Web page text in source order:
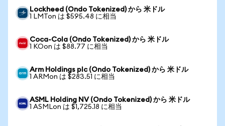
Lockheed (Ondo Tokenized) から 米ドル
1 LMTon は $595.48 に相当
Coca-Cola (Ondo Tokenized) から 米ドル
1 KOon は $88.77 に相当
Arm Holdings plc (Ondo Tokenized) から 米ドル
1 ARMon は $283.51 に相当
ASML Holding NV (Ondo Tokenized) から 米ドル
1 ASMLon は $1,725.18 に相当